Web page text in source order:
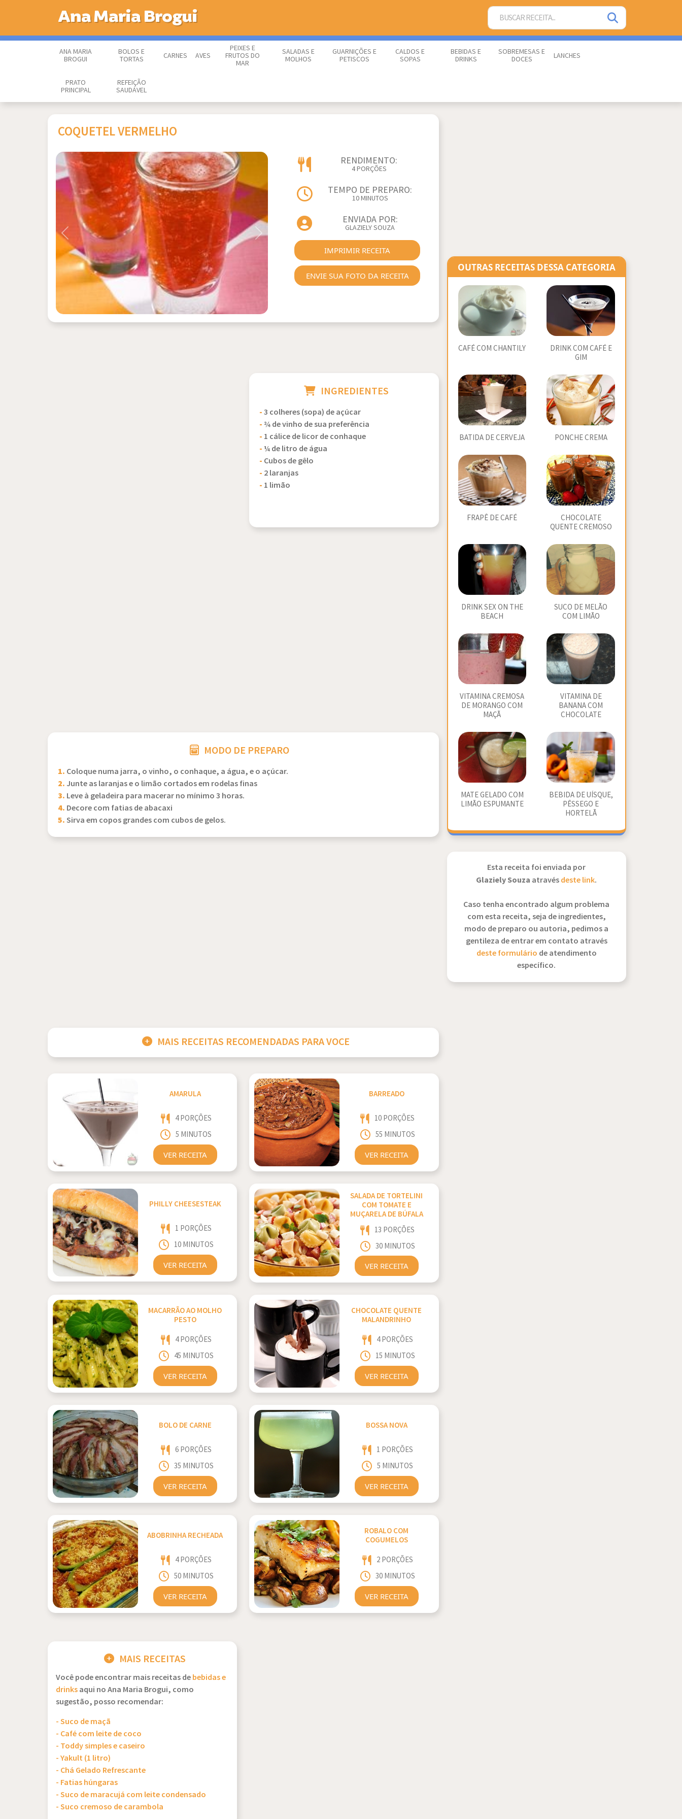
Ana Maria Brogui
ANA MARIA
BROGUI
BOLOS E
TORTAS
CARNES AVES
PEIXES E
FRUTOS DO
MAR
SALADAS E
MOLHOS
GUARNIÇÕES E
PETISCOS
CALDOS E
SOPAS
BEBIDAS E
DRINKS
SOBREMESAS E
DOCES
LANCHES
PRATO
PRINCIPAL
REFEIÇÃO
SAUDÁVEL
COQUETEL VERMELHO
Previous Next
RENDIMENTO:
4 PORÇÕES
TEMPO DE PREPARO:
10 MINUTOS
ENVIADA POR:
GLAZIELY SOUZA
IMPRIMIR RECEITA
ENVIE SUA FOTO DA RECEITA
INGREDIENTES
-3 colheres (sopa) de açúcar
- ¾ de vinho de sua preferência
- 1 cálice de licor de conhaque
-¼ de litro de água
- Cubos de gêlo
- 2 laranjas
- 1 limão
MODO DE PREPARO
1. Coloque numa jarra, o vinho, o conhaque, a água, e o açúcar.
2. Junte as laranjas e o limão cortados em rodelas finas
3. Leve à geladeira para macerar no mínimo 3 horas.
4. Decore com fatias de abacaxi
5.Sirva em copos grandes com cubos de gelos.
MAIS RECEITAS RECOMENDADAS PARA VOCE
AMARULA
4 PORÇÕES
5 MINUTOS
VER RECEITA
BARREADO
10 PORÇÕES
55 MINUTOS
VER RECEITA
PHILLY CHEESESTEAK
1 PORÇÕES
10 MINUTOS
VER RECEITA
SALADA DE TORTELINI
COM TOMATE E
MUÇARELA DE BÚFALA
13 PORÇÕES
30 MINUTOS
VER RECEITA
MACARRÃO AO MOLHO
PESTO
4 PORÇÕES
45 MINUTOS
VER RECEITA
CHOCOLATE QUENTE
MALANDRINHO
4 PORÇÕES
15 MINUTOS
VER RECEITA
BOLO DE CARNE
6 PORÇÕES
35 MINUTOS
VER RECEITA
BOSSA NOVA
1 PORÇÕES
5 MINUTOS
VER RECEITA
ABOBRINHA RECHEADA
4 PORÇÕES
50 MINUTOS
VER RECEITA
ROBALO COM
COGUMELOS
2 PORÇÕES
30 MINUTOS
VER RECEITA
MAIS RECEITAS
Você pode encontrar mais receitas debebidas e
drinksaqui no Ana Maria Brogui, como
sugestão, posso recomendar:
- Suco de maçã
- Café com leite de coco
- Toddy simples e caseiro
- Yakult (1 litro)
- Chá Gelado Refrescante
- Fatias húngaras
- Suco de maracujá com leite condensado
- Suco cremoso de carambola
OUTRAS RECEITAS DESSA CATEGORIA
CAFÉ COM CHANTILY
DRINK COM CAFÉ E
GIM
BATIDA DE CERVEJA PONCHE CREMA
FRAPÊ DE CAFÉ
CHOCOLATE
QUENTE CREMOSO
DRINK SEX ON THE
BEACH
SUCO DE MELÃO
COM LIMÃO
VITAMINA CREMOSA
DE MORANGO COM
MAÇÃ
VITAMINA DE
BANANA COM
CHOCOLATE
MATE GELADO COM
LIMÃO ESPUMANTE
BEBIDA DE UÍSQUE,
PÊSSEGO E
HORTELÃ
Esta receita foi enviada por
Glaziely Souza atravésdeste link.
Caso tenha encontrado algum problema
com esta receita, seja de ingredientes,
modo de preparo ou autoria, pedimos a
gentileza de entrar em contato através
deste formulário de atendimento
específico.